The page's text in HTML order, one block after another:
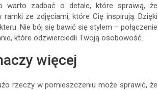
warto zadbać o detale, które sprawią, że
ze zdjęciami, które Cię inspirują. Dzięki
Nie bój się bawić się stylem – połączenie
które odzwierciedli Twoją osobowość.
więcej
rzeczy w pomieszczeniu może sprawić, że